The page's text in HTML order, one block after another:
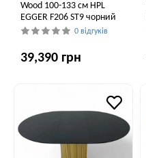
Wood 100-133 см HPL
EGGER F206 ST9 чорний
0 відгуків
39,390 грн